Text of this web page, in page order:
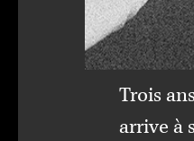
Trois
arrive à